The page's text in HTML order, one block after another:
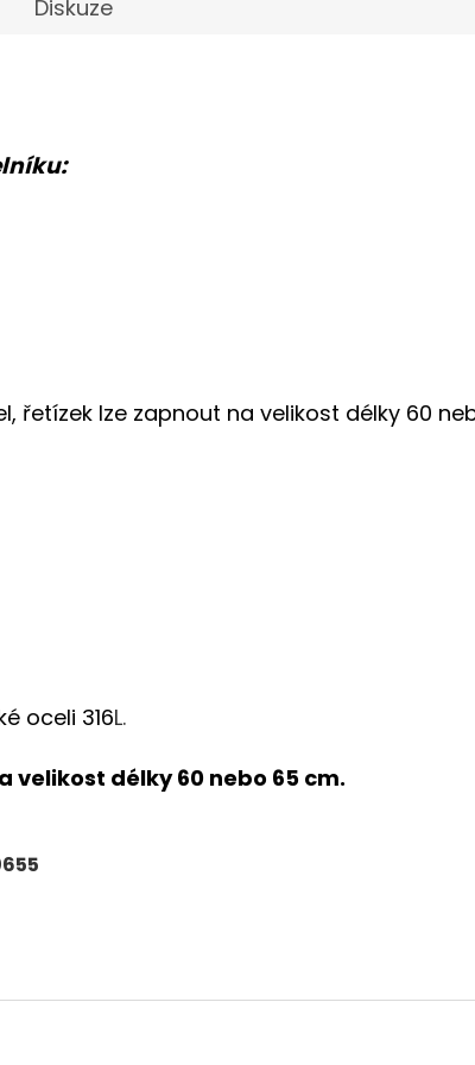
Diskuze
řetízek lze zapnout na velikost délky 60
oceli 316L.
velikost délky 60 nebo 65 cm.